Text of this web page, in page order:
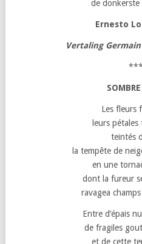
de donkerste
Ernesto
Vertaling
***
Les fleurs
leurs
teintés
la tempête de
en une
dont la fureur
ravagea
Entre d’épais
de fragiles
et de cette